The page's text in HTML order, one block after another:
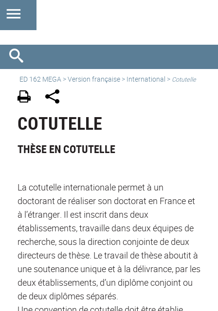
ED 162 MEGA >Version française > International > Cotutelle
COTUTELLE
THÈSE EN COTUTELLE
La cotutelle internationale permet à un
doctorant de réaliser son doctorat en France et
à l’étranger. Il est inscrit dans deux
établissements, travaille dans deux équipes de
recherche, sous la direction conjointe de deux
directeurs de thèse. Le travail de thèse aboutit à
une soutenance unique et à la délivrance, par les
deux établissements, d’un diplôme conjoint ou
de deux diplômes séparés.